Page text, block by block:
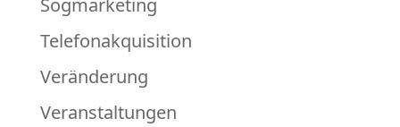
Sogmarketing
Telefonakquisition
Veränderung
Veranstaltungen